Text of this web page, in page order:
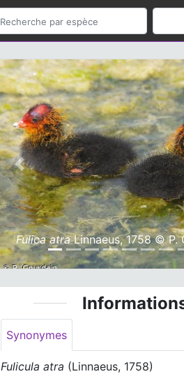
Fulica atraLinnaeus, 1758 © P.
Previous
Synonymes
Fulicula atra (Linnaeus, 1758)